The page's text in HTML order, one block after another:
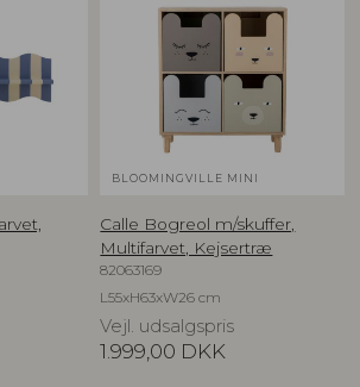
BLOOMINGVILLE MINI
Calle Bogreol m/skuffer,
Multifarvet, Kejsertræ
82063169
L55xH63xW26 cm
Vejl. udsalgspris
1.999,00 DKK